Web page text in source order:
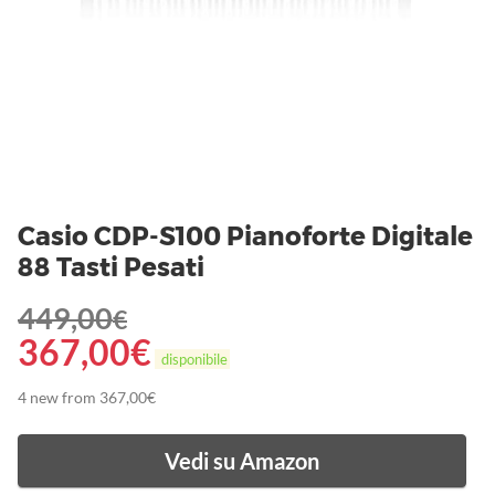
Casio CDP-S100 Pianoforte Digitale
88 Tasti Pesati
449,00€
367,00€ disponibile
4 new from 367,00€
Vedi su Amazon